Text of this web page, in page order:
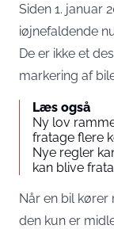
Siden 1. januar
iøjnefaldende
De er ikke et
markering af
Læs også
Ny lov
fratage flere
Nye regler
kan blive
Når en bil
den kun er